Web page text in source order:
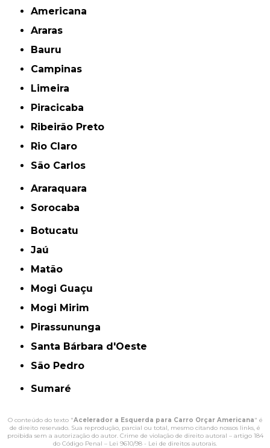
Americana
Araras
Bauru
Campinas
Limeira
Piracicaba
Ribeirão Preto
Rio Claro
São Carlos
Araraquara
Sorocaba
Botucatu
Jaú
Matão
Mogi Guaçu
Mogi Mirim
Pirassununga
Santa Bárbara d'Oeste
São Pedro
Sumaré
O conteúdo do texto "Acelerador a Esquerda para Carro Orçar Americana" é
de direito reservado. Sua reprodução, parcial ou total, mesmo citando nossos links, é
proibida sem a autorização do autor. Crime de violação de direito autoral – artigo 184
do Código Penal – Lei 9610/98 - Lei de direitos autorais